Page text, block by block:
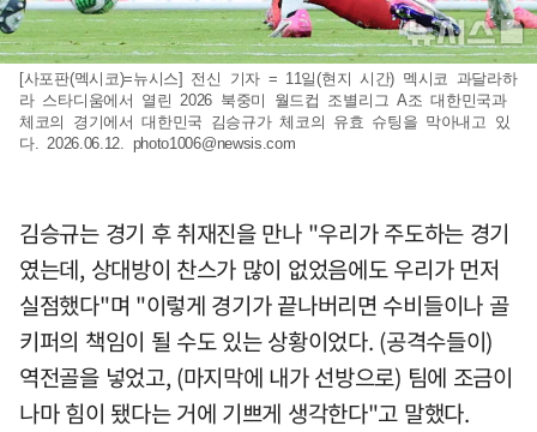
[사포판(멕시코)=뉴시스] 전신 기자 = 11일(현지 시간) 멕시코 과달라하
라 스타디움에서 열린 2026 북중미 월드컵 조별리그 A조 대한민국과
체코의 경기에서 대한민국 김승규가 체코의 유효 슈팅을 막아내고 있
다. 2026.06.12. photo1006@newsis.com
김승규는 경기 후 취재진을 만나 "우리가 주도하는 경기
였는데, 상대방이 찬스가 많이 없었음에도 우리가 먼저
실점했다"며 "이렇게 경기가 끝나버리면 수비들이나 골
키퍼의 책임이 될 수도 있는 상황이었다. (공격수들이)
역전골을 넣었고, (마지막에 내가 선방으로) 팀에 조금이
나마 힘이 됐다는 거에 기쁘게 생각한다"고 말했다.